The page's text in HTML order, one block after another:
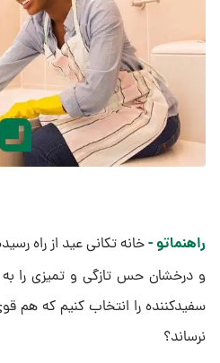
راهنماتو -خانه ‌تکانی عید از راه
و درخشان حس تازگی و تمیزی را به
سفیدکننده را انتخاب کنیم که
نرساند؟